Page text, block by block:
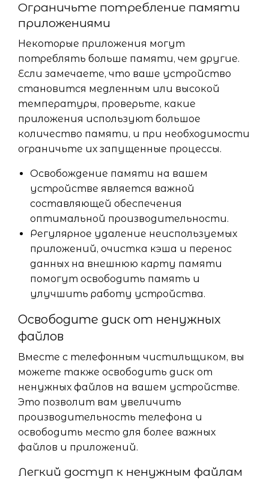
Ограничьте потребление памяти
приложениями
Некоторые приложения могут
потреблять больше памяти, чем другие.
Если замечаете, что ваше устройство
становится медленным или высокой
температуры, проверьте, какие
приложения используют большое
количество памяти, и при необходимости
ограничьте их запущенные процессы.
Освобождение памяти на вашем
устройстве является важной
составляющей обеспечения
оптимальной производительности.
Регулярное удаление неиспользуемых
приложений, очистка кэша и перенос
данных на внешнюю карту памяти
помогут освободить память и
улучшить работу устройства.
Освободите диск от ненужных
файлов
Вместе с телефонным чистильщиком, вы
можете также освободить диск от
ненужных файлов на вашем устройстве.
Это позволит вам увеличить
производительность телефона и
освободить место для более важных
файлов и приложений.
Легкий доступ к ненужным файлам